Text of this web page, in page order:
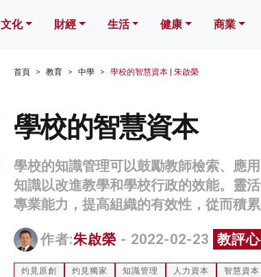
文化 財經 生活 健康 商業
首頁 教育 中學 學校的智慧資本 | 朱啟榮
學校的智慧資本
學校的知識管理可以鼓勵教師檢索、應
知識以改進教學和學校行政的效能。靈
專業能力，提高組織的有效性，從而積累
作者:朱啟榮 - 2022-02-23 教評
灼見原創 灼見獨家 知識管理 人力資本 智慧資本